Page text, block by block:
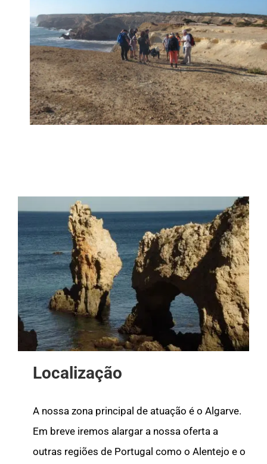
Localização
A nossa zona principal de atuação é o Algarve.
Em breve iremos alargar a nossa oferta a
outras regiões de Portugal como o Alentejo e o